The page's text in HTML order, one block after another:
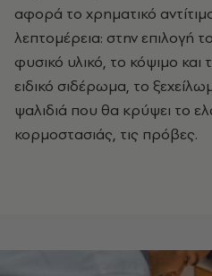
αφορά το χρηματικό
λεπτομέρεια: στην επιλογή
φυσικό υλικό, το κόψιμο και
ειδικό σιδέρωμα, το
ψαλιδιά που θα κρύψει το
κορμοστασιάς, τις πρόβες.